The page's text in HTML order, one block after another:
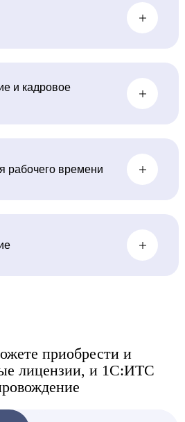
и кадровое
рабочего времени
приобрести и
лицензии, и 1С:ИТС